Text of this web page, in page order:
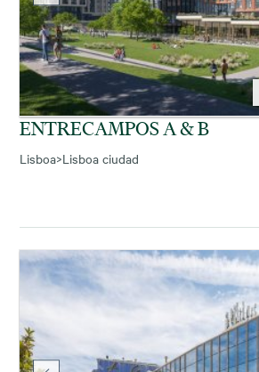
ENTRECAMPOS A & B
Lisboa>Lisboa ciudad